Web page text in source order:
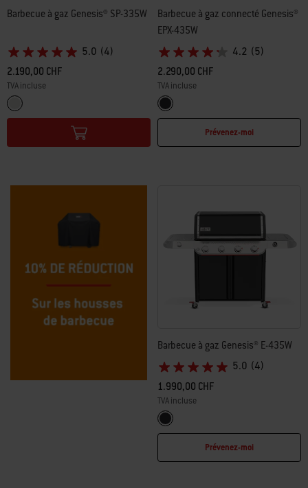
Barbecue à gaz Genesis® SP-335W
5.0 (4)
2.190,00 CHF
TVA incluse
Color Options
Inox
Barbecue à gaz connecté Genesis®
EPX-435W
4.2 (5)
2.290,00 CHF
TVA incluse
Color Options
Noir
Prévenez-moi
Barbecue à gaz Genesis® E-435W
5.0 (4)
1.990,00 CHF
TVA incluse
Color Options
Noir
Prévenez-moi